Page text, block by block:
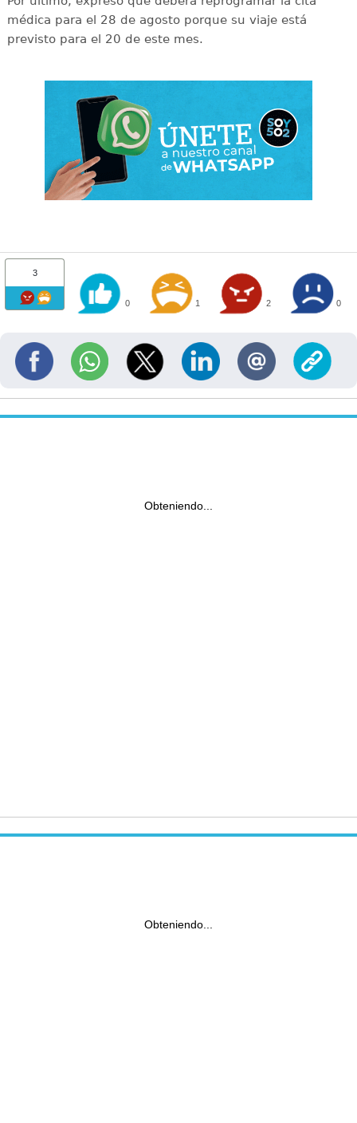
médica para el 28 de agosto porque su viaje está
previsto para el 20 de este mes.
3
0 1 2 0
Obteniendo...
Obteniendo...